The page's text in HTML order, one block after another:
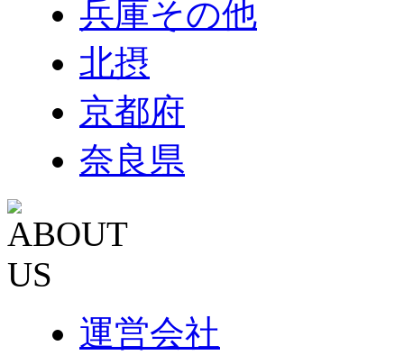
兵庫その他
北摂
京都府
奈良県
運営会社